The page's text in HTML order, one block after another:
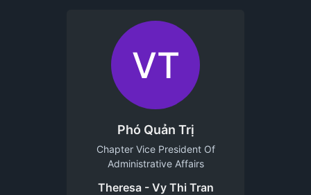
VT
Phó Quản Trị
Chapter Vice President Of
Administrative Affairs
Theresa - Vy Thi Tran